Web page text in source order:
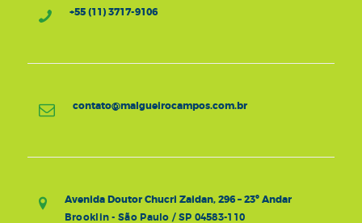
+55 (11) 3717-9106
contato@malgueirocampos.com.br
Avenida Doutor Chucri Zaidan, 296 – 23º Andar
Brooklin - São Paulo / SP 04583-110